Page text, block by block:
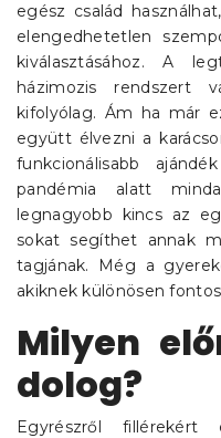
egész család
elengedhetetlen
kiválasztásához. A
házimozis rendszert
kifolyólag. Ám ha már
együtt élvezni a
funkcionálisabb
pandémia alatt
legnagyobb kincs az
sokat segíthet annak
tagjának. Még a
akiknek különösen
Milyen
dolog?
Egyrészről fillérekért